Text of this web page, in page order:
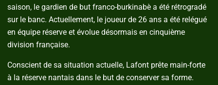
saison, le gardien de but franco-burkinabè a été rétrogradé
sur le banc. Actuellement, le joueur de 26 ans a été relégué
en équipe réserve et évolue désormais en cinquième
division française.
Conscient de sa situation actuelle, Lafont prête main-forte
à la réserve nantais dans le but de conserver sa forme.